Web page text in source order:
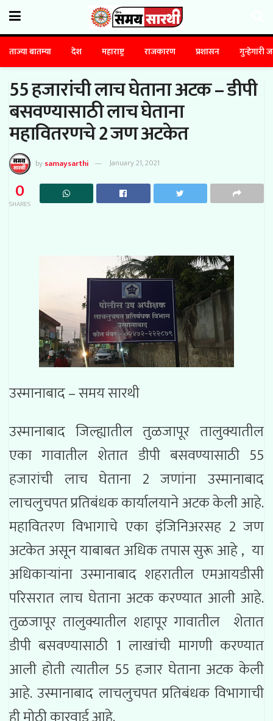
ताज्या बातम्या देश महाराष्ट्र राजकारण प्रशासन गुन्हेगारी
55 हजारांची लाच घेताना अटक – डीपी
बसवण्यासाठी लाच घेताना
महावितरणचे 2 जण अटकेत
bysamaysarthi January 21, 2021
0
SHARES
उस्मानाबाद – समय सारथी
उस्मानाबाद जिल्ह्यातील तुळजापूर तालुक्यातील
एका गावातील शेतात डीपी बसवण्यासाठी 55
हजारांची लाच घेताना 2 जणांना उस्मानाबाद
लाचलुचपत प्रतिबंधक कार्यालयाने अटक केली आहे.
महावितरण विभागाचे एका इंजिनिअरसह 2 जण
अटकेत असून याबाबत अधिक तपास सुरू आहे , या
अधिकाऱ्यांना उस्मानाबाद शहरातील एमआयडीसी
परिसरात लाच घेताना अटक करण्यात आली आहे.
तुळजापूर तालुक्यातील शहापूर गावातील शेतात
डीपी बसवण्यासाठी 1 लाखांची मागणी करण्यात
आली होती त्यातील 55 हजार घेताना अटक केली
आहे. उस्मानाबाद लाचलुचपत प्रतिबंधक विभागाची